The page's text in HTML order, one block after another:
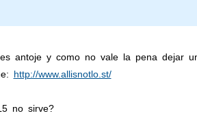
antoje y como no vale la pena dejar
http://www.allisnotlo.st/
no sirve?